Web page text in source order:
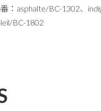
：asphalte/BC-1302、
BC-1802